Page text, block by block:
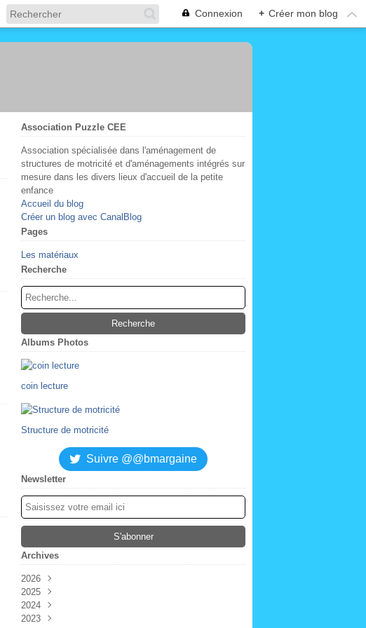
Connexion + Créer mon blog
Association Puzzle CEE
Association spécialisée dans l'aménagement de
structures de motricité et d'aménagements intégrés sur
mesure dans les divers lieux d'accueil de la petite
enfance
Accueil du blog
Créer un blog avec CanalBlog
Pages
Les matériaux
Recherche
Albums Photos
coin lecture
Structure de motricité
Suivre @@bmargaine
Newsletter
Archives
2026
Février
2025
Octobre
Septembre
2024
Décembre
2023